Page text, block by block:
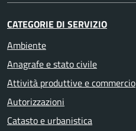
CATEGORIE DI SERVIZIO
Ambiente
Anagrafe e stato civile
Attività produttive e commercio
Autorizzazioni
Catasto e urbanistica